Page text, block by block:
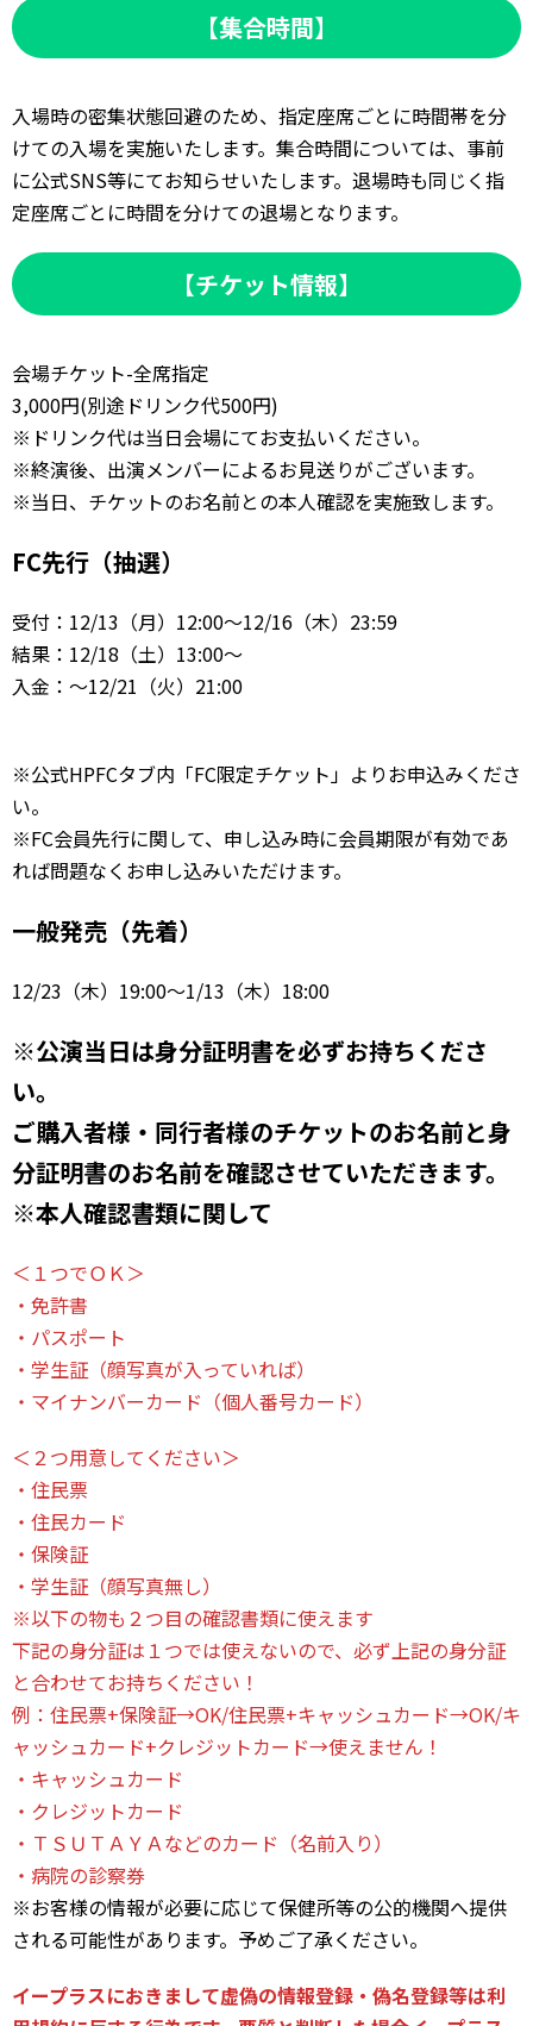
【集合時間】
入場時の密集状態回避のため、指定座席ごとに時間帯を分
けての入場を実施いたします。集合時間については、事前
に公式SNS等にてお知らせいたします。退場時も同じく指
定座席ごとに時間を分けての退場となります。
【チケット情報】
会場チケット-全席指定
3,000円(別途ドリンク代500円)
※ドリンク代は当日会場にてお支払いください。
※終演後、出演メンバーによるお見送りがございます。
※当日、チケットのお名前との本人確認を実施致します。
FC先行（抽選）
受付：12/13（月）12:00～12/16（木）23:59
結果：12/18（土）13:00～
入金：～12/21（火）21:00
※公式HPFCタブ内「FC限定チケット」よりお申込みくださ
い。
※FC会員先行に関して、申し込み時に会員期限が有効であ
れば問題なくお申し込みいただけます。
一般発売（先着）
12/23（木）19:00～1/13（木）18:00
※公演当日は身分証明書を必ずお持ちくださ
い。
ご購入者様・同行者様のチケットのお名前と身
分証明書のお名前を確認させていただきます。
※本人確認書類に関して
＜１つでＯＫ＞
・免許書
・パスポート
・学生証（顔写真が入っていれば）
・マイナンバーカード（個人番号カード）
＜２つ用意してください＞
・住民票
・住民カード
・保険証
・学生証（顔写真無し）
※以下の物も２つ目の確認書類に使えます
下記の身分証は１つでは使えないので、必ず上記の身分証
と合わせてお持ちください！
例：住民票+保険証→OK/住民票+キャッシュカード→OK/キ
ャッシュカード+クレジットカード→使えません！
・キャッシュカード
・クレジットカード
・ＴＳＵＴＡＹＡなどのカード（名前入り）
・病院の診察券
※お客様の情報が必要に応じて保健所等の公的機関へ提供
される可能性があります。予めご了承ください。
イープラスにおきまして虚偽の情報登録・偽名登録等は利